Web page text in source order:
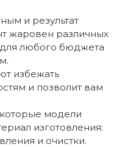
и результат
жаровен различных
любого бюджета
избежать
и позволит вам
модели
изготовления:
и очистки.